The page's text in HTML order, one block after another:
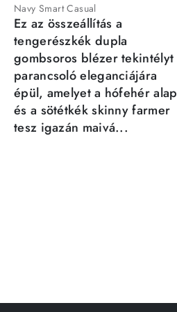
Navy Smart Casual
Ez az összeállítás a
tengerészkék dupla
gombsoros blézer tekintélyt
parancsoló eleganciájára
épül, amelyet a hófehér alap
és a sötétkék skinny farmer
tesz igazán maivá...